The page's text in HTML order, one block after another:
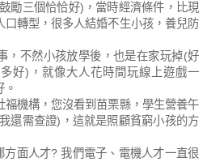
勵三個恰恰好)，當時經濟條件，比現
口轉型，很多人結婚不生小孩，養兒防
，不然小孩放學後，也是在家玩掉(好
好)，就像大人花時間玩線上遊戲一
福機構，您沒看到苗栗縣，學生營養午
還需查證)，這就是照顧貧窮小孩的方
方面人才? 我們電子、電機人才一直很